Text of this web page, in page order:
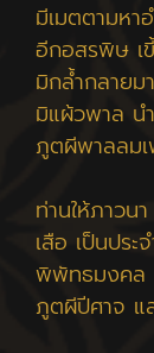
มีเมตตามหา
อีกอสรพิษ เ
มิกล้ำกลาย
มิแผ้วพาล น
ภูตผีพาลลม
ท่านให้ภาวน
เสือ เป็นปร
พิพัทธมงคล
ภูตผีปีศาจ แ